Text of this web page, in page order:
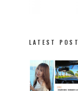
LATEST